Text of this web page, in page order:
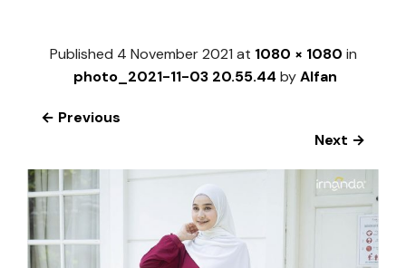
Published 4 November 2021 at 1080 × 1080 in
photo_2021-11-03 20.55.44 byAlfan
← Previous
Next →